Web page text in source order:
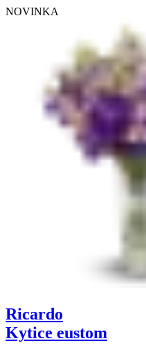
NOVINKA
Ricardo
Kytice eustom